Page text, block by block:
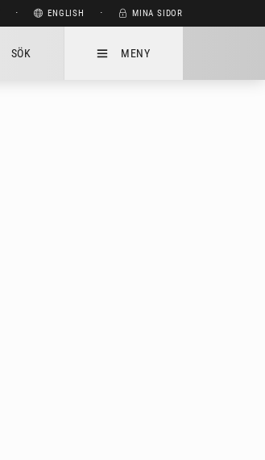
⋅ ENGLISH ⋅ MINA SIDOR
SÖK MENY